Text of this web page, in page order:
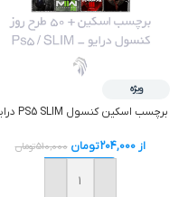
ویژه
برچسب اسکين کنسول PS5 SLIM درايو
از204,000تومان 510,000تومان
خرید